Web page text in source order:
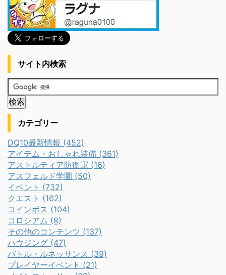
サイト内検索
カテゴリー
DQ10最新情報 (452)
アイテム・おしゃれ装備 (361)
アストルティア防衛軍 (16)
アスフェルド学園 (50)
イベント (732)
クエスト (162)
コインボス (104)
コロシアム (8)
その他のコンテンツ (137)
ハウジング (47)
バトル・ルネッサンス (39)
プレイヤーイベント (21)